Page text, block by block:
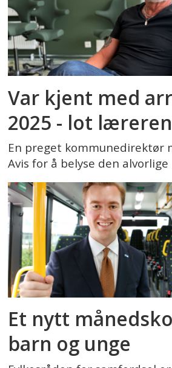
Var kjent med
2025 - lot
En preget kommunedirektør
Avis for å belyse den
Et nytt
barn og unge